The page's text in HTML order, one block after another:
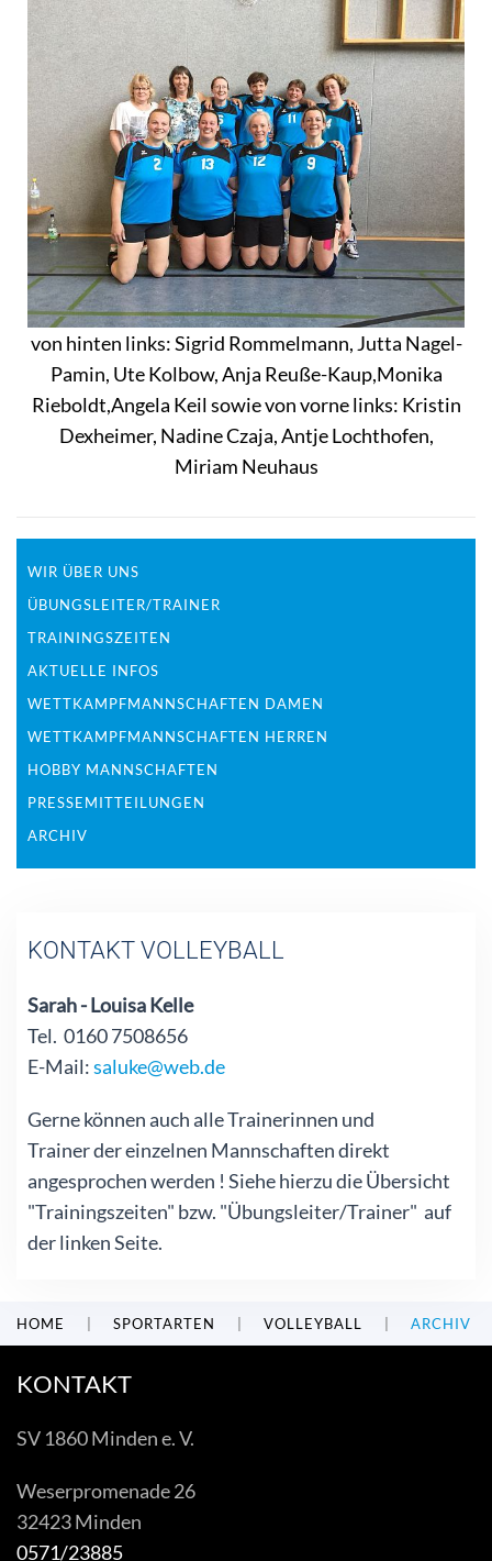
von hinten links: Sigrid Rommelmann, Jutta Nagel-
Pamin, Ute Kolbow, Anja Reuße-Kaup,Monika
Rieboldt,Angela Keil sowie von vorne links: Kristin
Dexheimer, Nadine Czaja, Antje Lochthofen,
Miriam Neuhaus
WIR ÜBER UNS
ÜBUNGSLEITER/TRAINER
TRAININGSZEITEN
AKTUELLE INFOS
WETTKAMPFMANNSCHAFTEN DAMEN
WETTKAMPFMANNSCHAFTEN HERREN
HOBBY MANNSCHAFTEN
PRESSEMITTEILUNGEN
ARCHIV
KONTAKT VOLLEYBALL
Sarah - Louisa Kelle
Tel. 0160 7508656
E-Mail:saluke@web.de
Gerne können auch alle Trainerinnen und
Trainer der einzelnen Mannschaften direkt
angesprochen werden ! Siehe hierzu die Übersicht
"Trainingszeiten" bzw. "Übungsleiter/Trainer" auf
der linken Seite.
HOME SPORTARTEN VOLLEYBALL ARCHIV
KONTAKT
SV 1860 Minden e. V.
Weserpromenade 26
32423 Minden
0571/23885